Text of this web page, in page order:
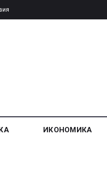
ИКОНОМИКА